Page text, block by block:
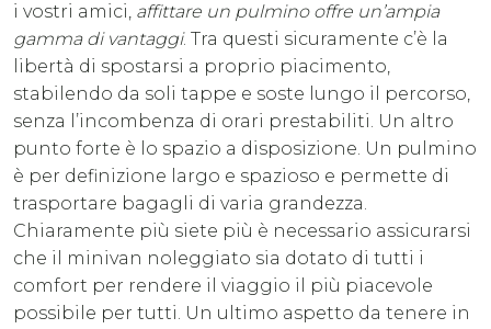
i vostri amici, affittare un pulmino offre un’ampia
gamma di vantaggi. Tra questi sicuramente c’è la
libertà di spostarsi a proprio piacimento,
stabilendo da soli tappe e soste lungo il percorso,
senza l’incombenza di orari prestabiliti. Un altro
punto forte è lo spazio a disposizione. Un pulmino
è per definizione largo e spazioso e permette di
trasportare bagagli di varia grandezza.
Chiaramente più siete più è necessario assicurarsi
che il minivan noleggiato sia dotato di tutti i
comfort per rendere il viaggio il più piacevole
possibile per tutti. Un ultimo aspetto da tenere in